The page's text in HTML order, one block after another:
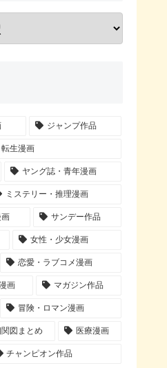
ジャンプ作品
生漫画
ヤング誌・青年漫画
ミステリー・推理漫画
サンデー作品
女性・少女漫画
恋愛・ラブコメ漫画
画 マガジン作品
冒険・ロマン漫画
図まとめ 医療漫画
チャンピオン作品